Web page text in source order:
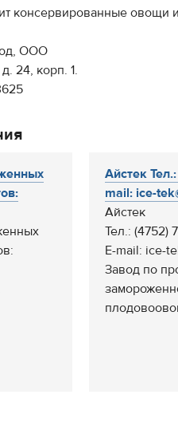
консервированные овощи
ООО
24, корп. 1.
Айстек
mail: ice-
Айстек
Тел.: (4752)
E-mail: ice-
Завод по